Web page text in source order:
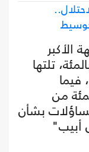
الأكبر
دولة الاحتلال بنسبة 36 بالمئة، تلتها
بالمئة، فيما
عربية على 15 بالمئة من
بشأن
أبيب"